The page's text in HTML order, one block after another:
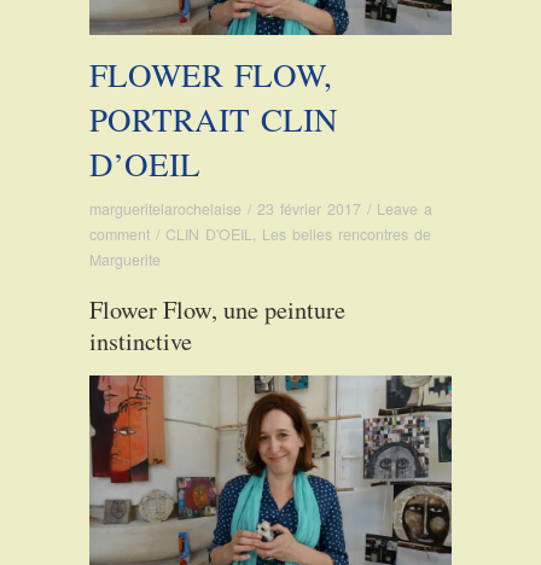
FLOWER FLOW,
PORTRAIT CLIN
D’OEIL
margueritelarochelaise / 23 février 2017 / Leave a
comment / CLIN D'OEIL, Les belles rencontres de
Marguerite
Flower Flow, une peinture
instinctive